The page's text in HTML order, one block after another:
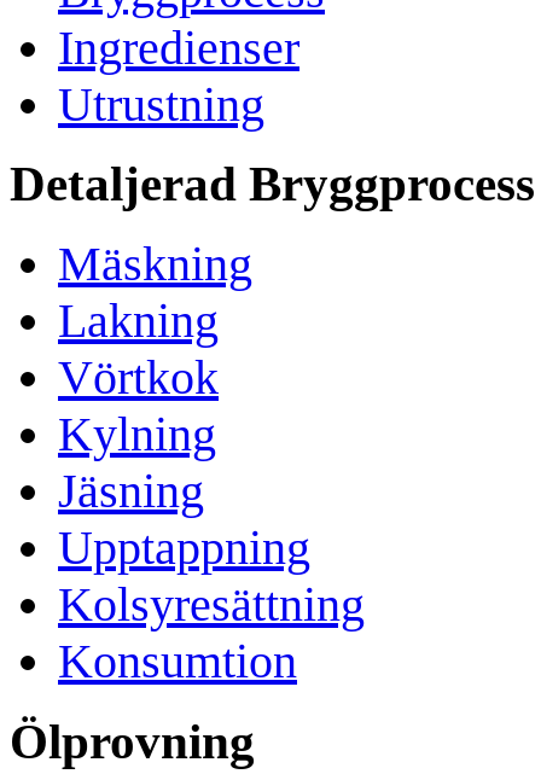
Ingredienser
Utrustning
Detaljerad Bryggprocess
Mäskning
Lakning
Vörtkok
Kylning
Jäsning
Upptappning
Kolsyresättning
Konsumtion
Ölprovning